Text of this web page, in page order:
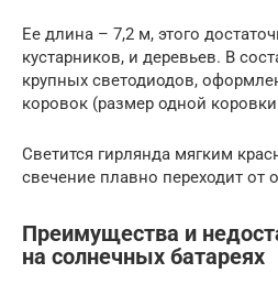
Ее длина – 7,2 м, этого
кустарников, и деревьев. В
крупных светодиодов,
коровок (размер одной
Светится гирлянда мягким
свечение плавно переходит от
Преимущества и
на солнечных батареях